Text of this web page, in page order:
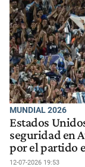
MUNDIAL 2026
Estados
seguridad en
por el partido
12-07-2026 19:53